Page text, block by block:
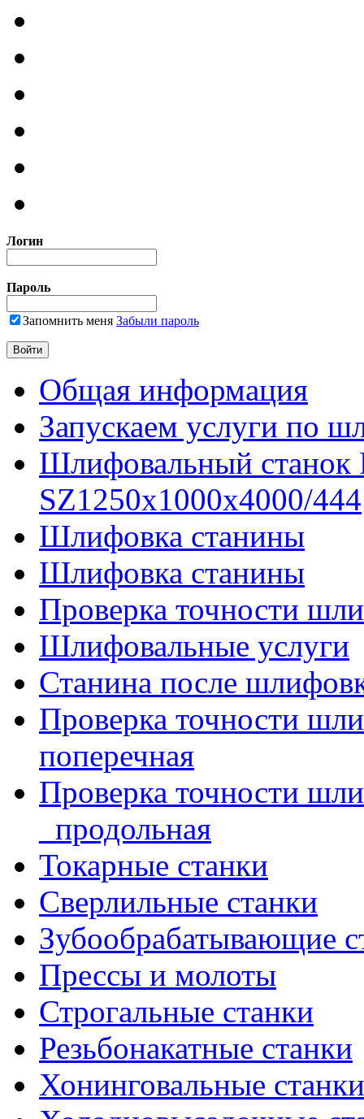
Логин
Пароль
Запомнить меня Забыли пароль
Общая информация
Запускаем услуги по
Шлифовальный
SZ1250x1000x4000/444
Шлифовка станины
Шлифовка станины
Проверка точности
Шлифовальные услуги
Станина после
Проверка точности
поперечная
Проверка точности
_продольная
Токарные станки
Сверлильные станки
Зубообрабатывающие
Прессы и молоты
Строгальные станки
Резьбонакатные станки
Хонинговальные станки